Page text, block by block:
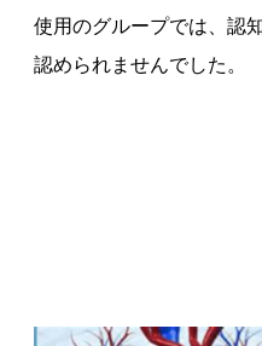
使用のグループでは、認
認められませんでした。